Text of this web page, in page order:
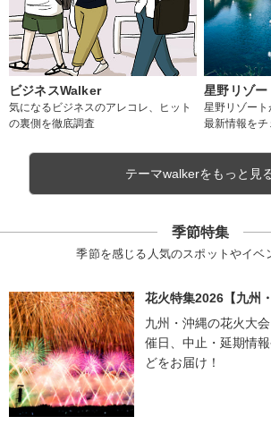
ビジネスWalker
気になるビジネスのアレコレ、ヒット
の裏側を徹底調査
星野リゾ
星野リゾー
最新情報をチ
テーマwalkerをもっと見
季節特集
季節を感じる人気のスポットやイベ
花火特集2026【九州・
九州・沖縄の花火大
催日、中止・延期情
どをお届け！